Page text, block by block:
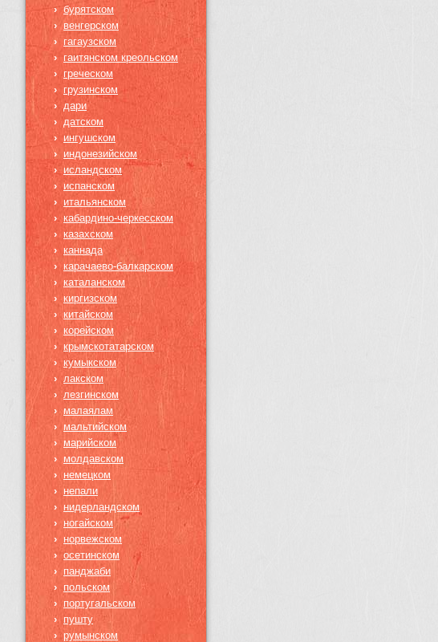
› бурятском
› венгерском
› гагаузском
› гаитянском креольском
› греческом
› грузинском
› дари
› датском
› ингушском
› индонезийском
› исландском
› испанском
› итальянском
› кабардино-черкесском
› казахском
› каннада
› карачаево-балкарском
› каталанском
› киргизском
› китайском
› корейском
› крымскотатарском
› кумыкском
› лакском
› лезгинском
› малаялам
› мальтийском
› марийском
› молдавском
› немецком
› непали
› нидерландском
› ногайском
› норвежском
› осетинском
› панджаби
› польском
› португальском
› пушту
› румынском